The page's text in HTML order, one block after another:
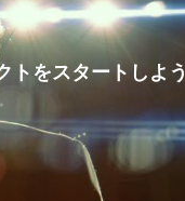
トをスタートしよう